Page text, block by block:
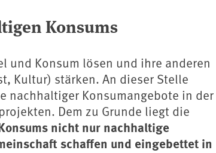
Konsums
und Konsum lösen und ihre anderen
Kultur) stärken. An dieser Stelle
nachhaltiger Konsumangebote in der
Dem zu Grunde liegt die
nicht nur nachhaltige
schaffen und eingebettet in